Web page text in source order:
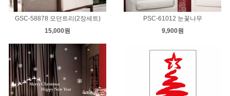
GSC-58878 모던트리(2장세트)
15,000원
PSC-61012 눈꽃나무
9,900원